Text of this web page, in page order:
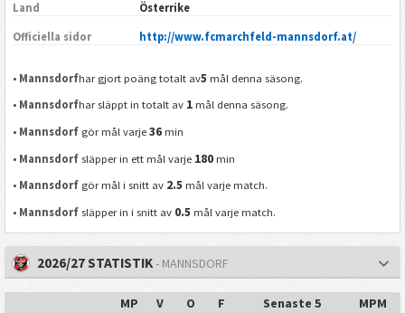
Land Österrike
Officiella sidor http://www.fcmarchfeld-mannsdorf.at/
• Mannsdorfhar gjort poäng totalt av5 mål denna säsong.
• Mannsdorfhar släppt in totalt av 1 mål denna säsong.
• Mannsdorf gör mål varje36 min
• Mannsdorf släpper in ett mål varje 180 min
• Mannsdorf gör mål i snitt av 2.5 mål varje match.
• Mannsdorf släpper in i snitt av 0.5 mål varje match.
2026/27 STATISTIK- MANNSDORF
MP V O F Senaste 5 MPM